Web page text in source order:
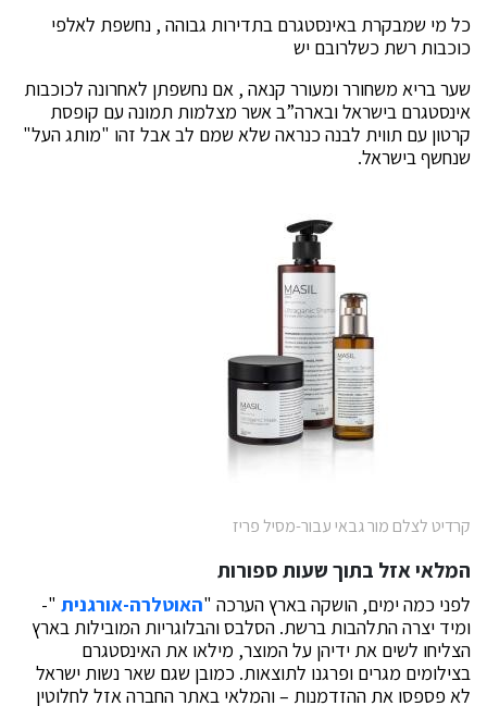
כל מי שמבקרת באינסטגרם בתדירות גבוהה , נחשפת לאלפי
כוכבות רשת כשלרובם יש
שער בריא משחורר ומעורר קנאה , אם נחשפתן לאחרונה לכוכבות
אינסטגרם בישראל ובארה”ב אשר מצלמות תמונה עם קופסת
קרטון עם תווית לבנה כנראה שלא שמם לב אבל זהו "מותג העל"
שנחשף בישראל.
קרדיט לצלם מור גבאי עבור-מסיל פריז
המלאי אזל בתוך שעות ספורות
לפני כמה ימים, הושקה בארץ הערכה "האוטלרה-אורגנית "-
ומיד יצרה התלהבות ברשת. הסלבס והבלוגריות המובילות בארץ
הצליחו לשים את ידיהן על המוצר, מילאו את האינסטגרם
בצילומים מגרים ופרגנו לתוצאות. כמובן שגם שאר נשות ישראל
לא פספסו את ההזדמנות – והמלאי באתר החברה אזל לחלוטין